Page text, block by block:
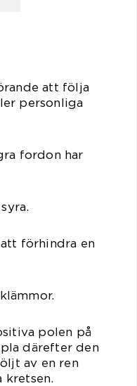
att följa
personliga
fordon har
förhindra en
polen på
därefter den
av en ren